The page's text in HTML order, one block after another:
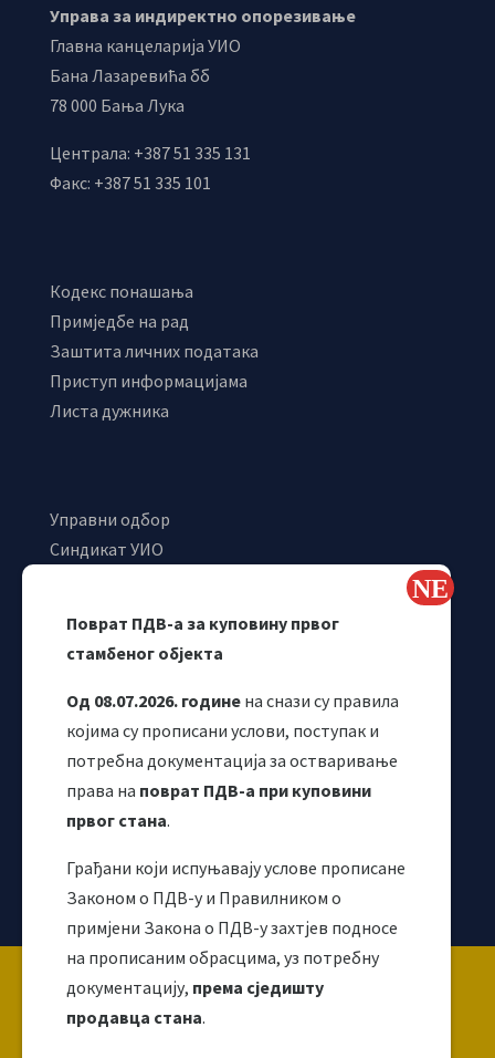
Поврат ПДВ-а за куповину првог
стамбеног објекта
Од 08.07.2026. године на снази су правила
којима су прописани услови, поступак и
потребна документација за остваривање
права на поврат ПДВ-а при куповини
првог стана.
Грађани који испуњавају услове прописане
Законом о ПДВ-у и Правилником о
примјени Закона о ПДВ-у захтјев подносе
на прописаним обрасцима, уз потребну
документацију, према сједишту
продавца стана.
Управа за индиректно опорезивање
Главна канцеларија УИО
Бана Лазаревића бб
78 000 Бања Лука
Централа: +387 51 335 131
Факс: +387 51 335 101
Кодекс понашања
Примједбе на рад
Заштита личних података
Приступ информацијама
Листа дужника
Управни одбор
Синдикат УИО
Одјељење за макроекономску анализу
Корисни линкови
Copyright ©2026 Uprava za indirektno / neizravno
oporezivanje BiH